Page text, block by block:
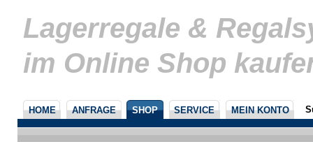
Lagerregale &
im Online Shop
HOME ANFRAGE SHOP SERVICE MEIN KONTO